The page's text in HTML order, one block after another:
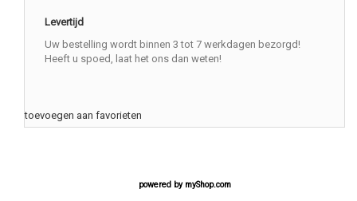
Levertijd
Uw bestelling wordt binnen 3 tot 7 werkdagen bezorgd!
Heeft u spoed, laat het ons dan weten!
toevoegen aan favorieten
powered by myShop.com